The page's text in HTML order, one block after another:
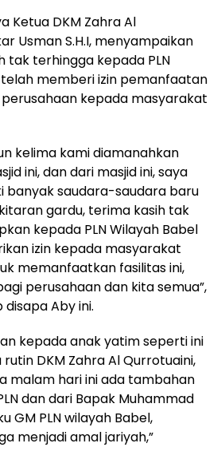
Ketua DKM Zahra Al
Usman S.H.I, menyampaikan
tak terhingga kepada PLN
memberi izin pemanfaatan
kepada masyarakat
kelima kami diamanahkan
ini, dan dari masjid ini, saya
banyak saudara-saudara baru
gardu, terima kasih tak
kepada PLN Wilayah Babel
izin kepada masyarakat
memanfaatkan fasilitas ini,
perusahaan dan kita semua”,
Aby ini.
kepada anak yatim seperti ini
DKM Zahra Al Qurrotuaini,
malam hari ini ada tambahan
dan dari Bapak Muhammad
GM PLN wilayah Babel,
menjadi amal jariyah,”